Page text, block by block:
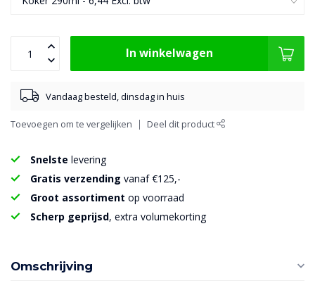
In winkelwagen
Vandaag besteld, dinsdag in huis
Toevoegen om te vergelijken Deel dit product
Snelste levering
Gratis verzending vanaf €125,-
Groot assortiment op voorraad
Scherp geprijsd, extra volumekorting
Omschrijving